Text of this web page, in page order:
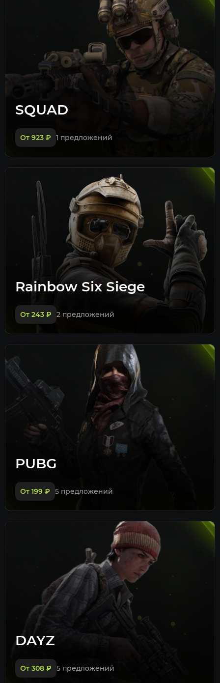
SQUAD
От 923 ₽ 1 предложений
Rainbow Six Siege
От 243 ₽ 2 предложений
PUBG
От 199 ₽ 5 предложений
DAYZ
От 308 ₽ 5 предложений